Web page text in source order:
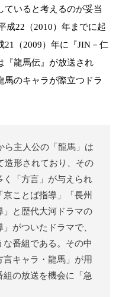
ていると考えるのが妥当
成22（2010）年までに起
21（2009）年に『JIN－仁
『龍馬伝』が放送され
馬のキャラが際立つドラ
ら主人公の「龍馬」は
造形されており、その
く「方言」が与えられ
ことば指導」「長州
」と歴代大河ドラマの
がついたドラマで、
番組である。その中
キャラ・龍馬」が用
の放送を機会に「急